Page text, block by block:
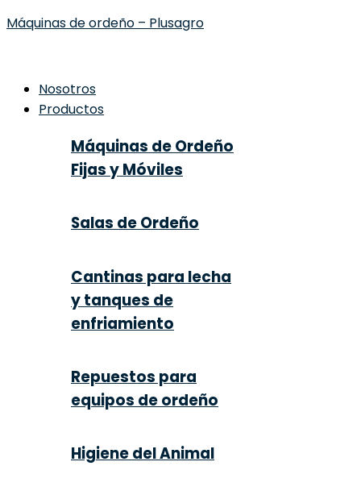
Máquinas de ordeño – Plusagro
Nosotros
Productos
Máquinas de Ordeño
Fijas y Móviles
Salas de Ordeño
Cantinas para lecha
y tanques de
enfriamiento
Repuestos para
equipos de ordeño
Higiene del Animal